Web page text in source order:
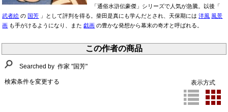
「通俗水滸伝豪傑」シリーズで人気が急騰。以後「
武者絵 の 国芳 」として評判を得る。柴田是真にも学んだとされ、天保期には洋風 風景
画 も手がけるようになり、また戯画 の豊かな発想から幕末の奇才と呼ばれる。
この作者の商品
Searched by 作家 "国芳"
検索条件を変更する 表示方式